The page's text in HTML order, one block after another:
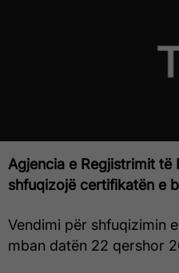
Agjencia e Regjistrimit të
shfuqizojë certifikatën e
Vendimi për shfuqizimin
mban datën 22 qershor